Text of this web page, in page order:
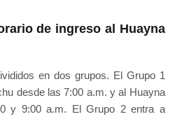
de ingreso al Huayna
en dos grupos. El Grupo 1
desde las 7:00 a.m. y al Huayna
y 9:00 a.m. El Grupo 2 entra a